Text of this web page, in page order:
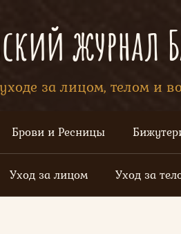
журнал
за лицом, телом и
Брови и Ресницы
Уход за лицом Уход за